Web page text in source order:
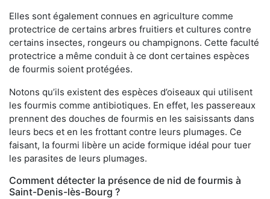
Elles sont également connues en agriculture comme
protectrice de certains arbres fruitiers et cultures contre
certains insectes, rongeurs ou champignons. Cette faculté
protectrice a même conduit à ce dont certaines espèces
de fourmis soient protégées.
Notons qu’ils existent des espèces d’oiseaux qui utilisent
les fourmis comme antibiotiques. En effet, les passereaux
prennent des douches de fourmis en les saisissants dans
leurs becs et en les frottant contre leurs plumages. Ce
faisant, la fourmi libère un acide formique idéal pour tuer
les parasites de leurs plumages.
Comment détecter la présence de nid de fourmis à
Saint-Denis-lès-Bourg ?